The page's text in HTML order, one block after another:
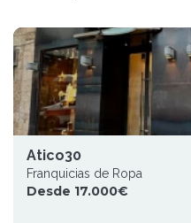
Atico30
Franquicias de Ropa
Desde 17.000€